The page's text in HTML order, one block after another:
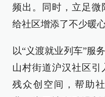
频出。同时，立足微
给社区增添了不少暖
以“义渡就业列车”服
山村街道沪汉社区
残众创空间，帮助